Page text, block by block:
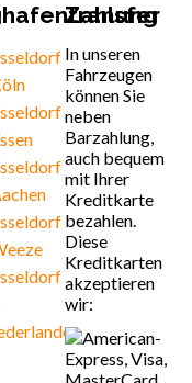
Zahlung
In unseren
Fahrzeugen
können Sie
neben
Barzahlung,
auch bequem
mit Ihrer
Kreditkarte
bezahlen.
Diese
Kreditkarten
akzeptieren
wir: